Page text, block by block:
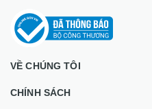
VỀ CHÚNG TÔI
CHÍNH SÁCH